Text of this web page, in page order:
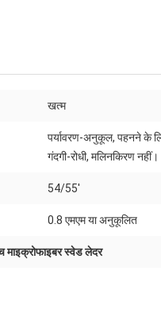
खत्म
पर्यावरण-अनुकूल, पहनने के
गंदगी-रोधी, मलिनकिरण नहीं।
54/55'
0.8 एमएम या अनुकूलित
माइक्रोफाइबर स्वेड लेदर